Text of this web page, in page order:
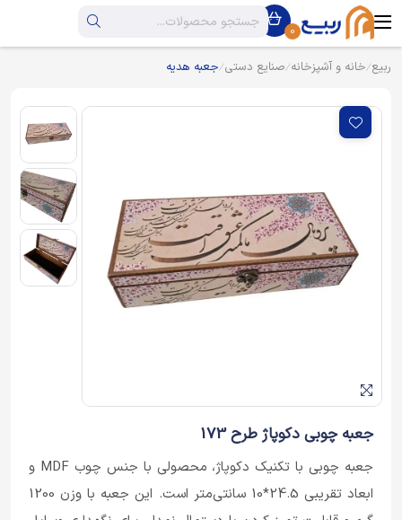
0
ربیع خانه و آشپزخانه صنایع دستی جعبه هدیه
جعبه چوبی دکوپاژ طرح 173
جعبه چوبی با تکنیک دکوپاژ، محصولی با جنس چوب MDF و
ابعاد تقریبی 24.5*10 سانتی‌متر است. این جعبه با وزن 1200